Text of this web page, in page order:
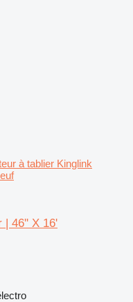
à tablier Kinglink
| 46'' X 16'